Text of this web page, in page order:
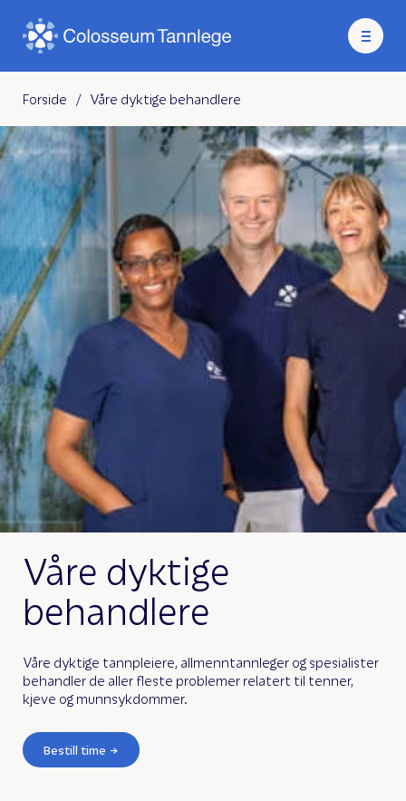
Forside / Våre dyktige behandlere
Våre dyktige
behandlere
Våre dyktige tannpleiere, allmenntannleger og spesialister
behandler de aller fleste problemer relatert til tenner,
kjeve og munnsykdommer.
Bestill time